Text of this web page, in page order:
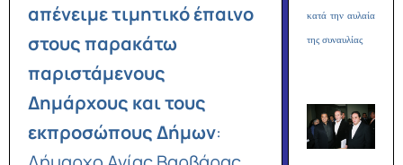
απένειμε τιμητικό έπαινο
στους παρακάτω
παριστάμενους
Δημάρχους και τους
εκπροσώπουςΔήμων:
κατά την αυλαία
της συναυλίας